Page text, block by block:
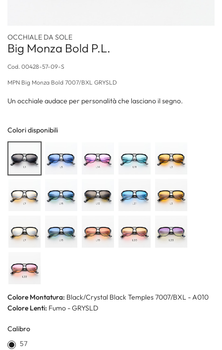
OCCHIALE DA SOLE
Big Monza Bold P.L.
Cod. 00428-57-09-S
MPN Big Monza Bold 7007/BXL GRYSLD
Un occhiale audace per personalità che lasciano il segno.
Colori disponibili
Colore Montatura: Black/Crystal Black Temples 7007/BXL - A010
Colore Lenti: Fumo - GRYSLD
Calibro
57